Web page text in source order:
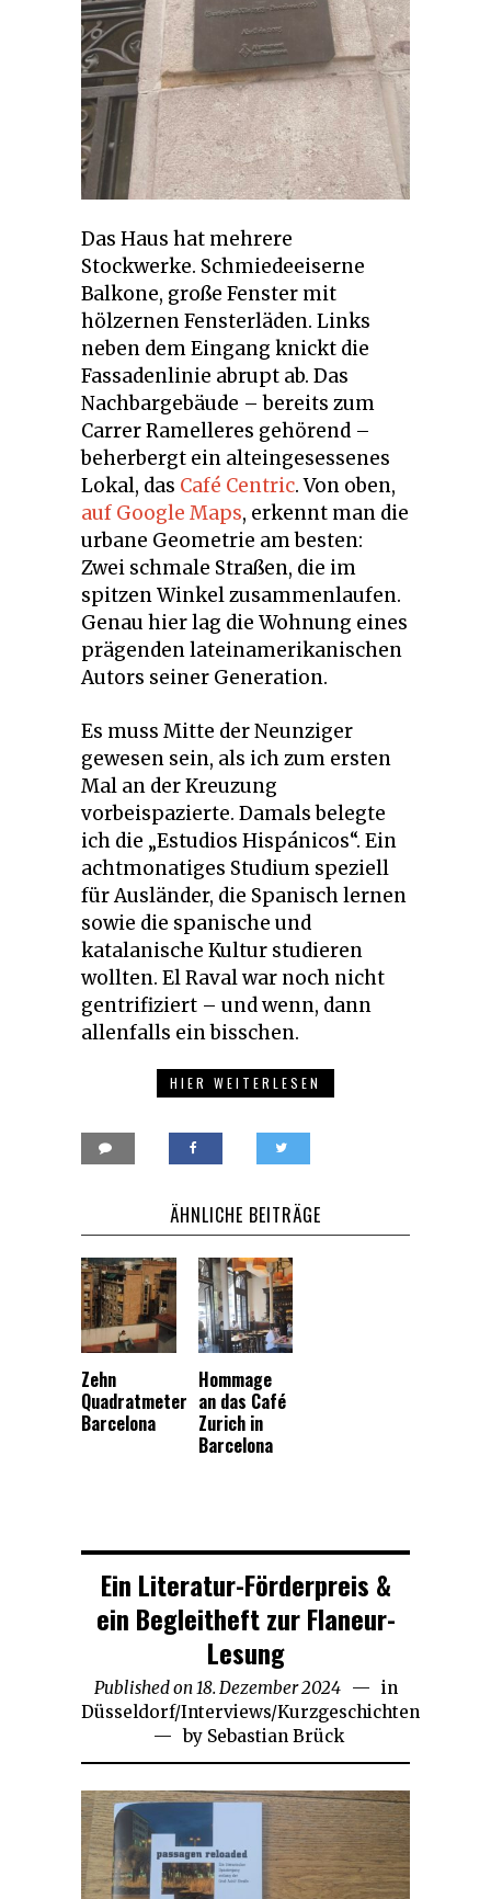
Das Haus hat mehrere
Stockwerke. Schmiedeeiserne
Balkone, große Fenster mit
hölzernen Fensterläden. Links
neben dem Eingang knickt die
Fassadenlinie abrupt ab. Das
Nachbargebäude – bereits zum
Carrer Ramelleres gehörend –
beherbergt ein alteingesessenes
Lokal, das Café Centric. Von oben,
auf Google Maps, erkennt man die
urbane Geometrie am besten:
Zwei schmale Straßen, die im
spitzen Winkel zusammenlaufen.
Genau hier lag die Wohnung eines
prägenden lateinamerikanischen
Autors seiner Generation.
Es muss Mitte der Neunziger
gewesen sein, als ich zum ersten
Mal an der Kreuzung
vorbeispazierte. Damals belegte
ich die „Estudios Hispánicos“. Ein
achtmonatiges Studium speziell
für Ausländer, die Spanisch lernen
sowie die spanische und
katalanische Kultur studieren
wollten. El Raval war noch nicht
gentrifiziert – und wenn, dann
allenfalls ein bisschen.
HIER WEITERLESEN
ÄHNLICHE BEITRÄGE
Zehn
Quadratmeter
Barcelona
Hommage
an das Café
Zurich in
Barcelona
Ein Literatur-Förderpreis &
ein Begleitheft zur Flaneur-
Lesung
Published on18. Dezember 202420.
Dezember
2024
in
Düsseldorf/Interviews/Kurzgeschichten
by Sebastian Brück